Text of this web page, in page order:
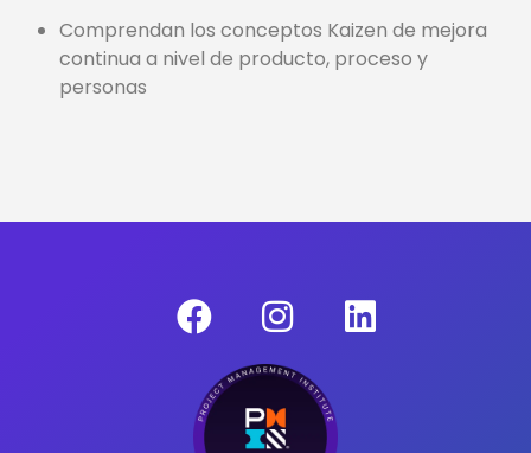
Comprendan los conceptos Kaizen de mejora
continua a nivel de producto, proceso y
personas